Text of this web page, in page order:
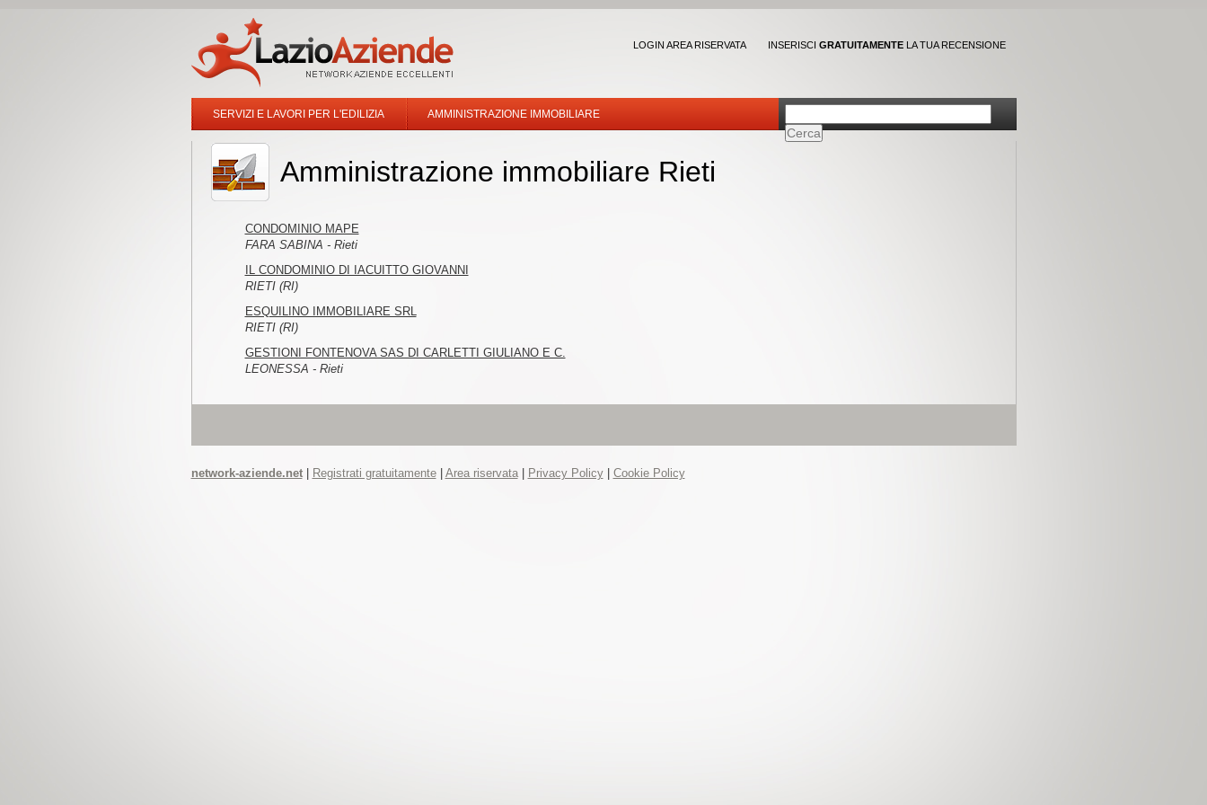
LOGIN AREA RISERVATA INSERISCI GRATUITAMENTELA TUA RECENSIONE
SERVIZI E LAVORI PER L'EDILIZIA AMMINISTRAZIONE IMMOBILIARE
Amministrazione immobiliare Rieti
CONDOMINIO MAPE
FARA SABINA - Rieti
IL CONDOMINIO DI IACUITTO GIOVANNI
RIETI (RI)
ESQUILINO IMMOBILIARE SRL
RIETI (RI)
GESTIONI FONTENOVA SAS DI CARLETTI GIULIANO E C.
LEONESSA - Rieti
network-aziende.net| Registrati gratuitamente| Area riservata| Privacy Policy| Cookie Policy